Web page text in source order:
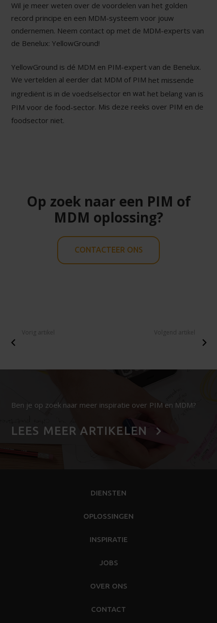
Wil je meer weten over de voordelen van het golden
record principe en een MDM-systeem voor jouw
ondernemen. Neem contact op met de MDM-experts van
de Benelux: YellowGround!
YellowGround is dé MDM en PIM-expert van de Benelux.
We vertelden al eerder dat MDM of PIM het missende
ingrediënt is in de voedselsector en wat het belang van is
PIM voor de food-sector. Mis deze reeks over PIM en de
foodsector niet.
Op zoek naar een PIM of
MDM oplossing?
CONTACTEER ONS
Vorig artikel Volgend artikel
Ben je op zoek naar meer inspiratie over PIM en MDM?
LEES MEER ARTIKELEN
DIENSTEN
OPLOSSINGEN
INSPIRATIE
JOBS
OVER ONS
CONTACT